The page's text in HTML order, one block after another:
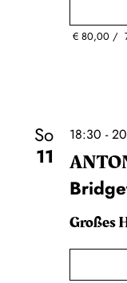
€80,00
So
11
18:30 -
Großes